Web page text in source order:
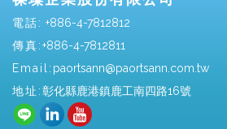
電話: +886-4-7812812
傳真:+886-4-7812811
Email: paortsann@paortsann.com.tw
地址:彰化縣鹿港鎮鹿工南四路16號